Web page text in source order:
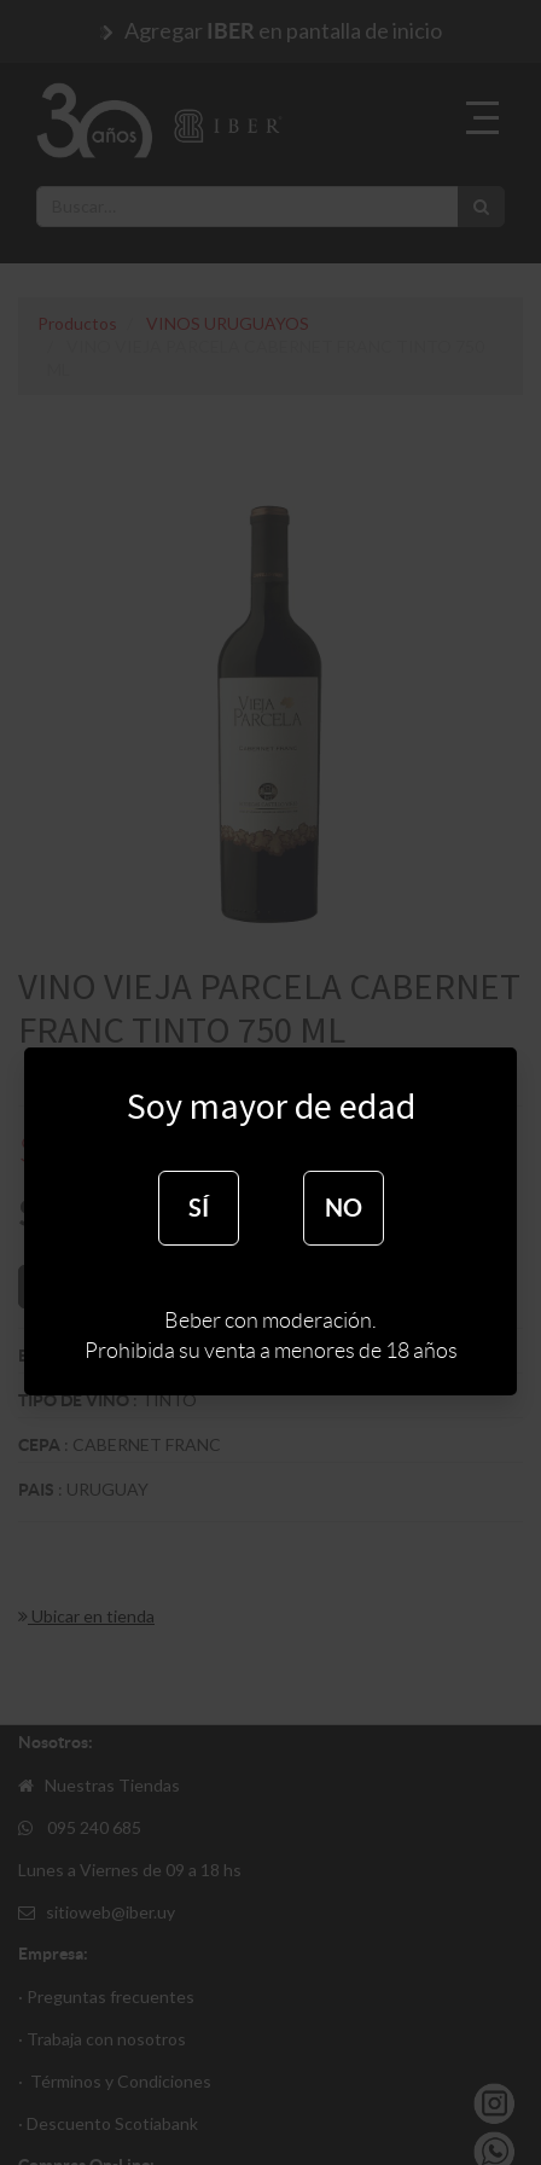
Agregar IBER en pantalla de inicio
Productos
VINOS URUGUAYOS
VINO VIEJA PARCELA CABERNET
FRANC TINTO 750 ML
$
$
BODEGA:BODEGA CASTILLO VIEJO CATAMAYOR
TIPO DE VINO:TINTO
CEPA : CABERNET FRANC
PAIS : URUGUAY
Ubicar en tienda
Nosotros:
Nuestras Tiendas
095 240 685
Lunes a Viernes de 09 a 18 hs
sitioweb@iber.uy
Empresa:
· Preguntas frecuentes
· Trabaja con nosotros
· Términos y Condiciones
· Descuento Scotiabank
Soy mayor de edad
SÍ NO
Beber con moderación.
Prohibida su venta a menores de 18 años